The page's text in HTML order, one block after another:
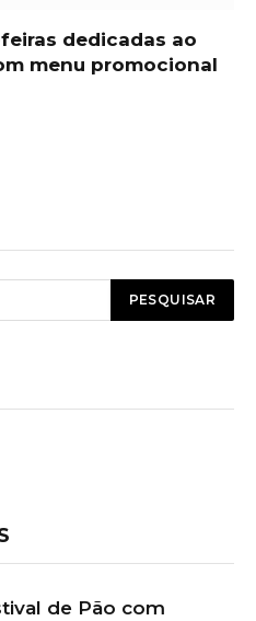
dedicadas ao
menu promocional
de Pão com